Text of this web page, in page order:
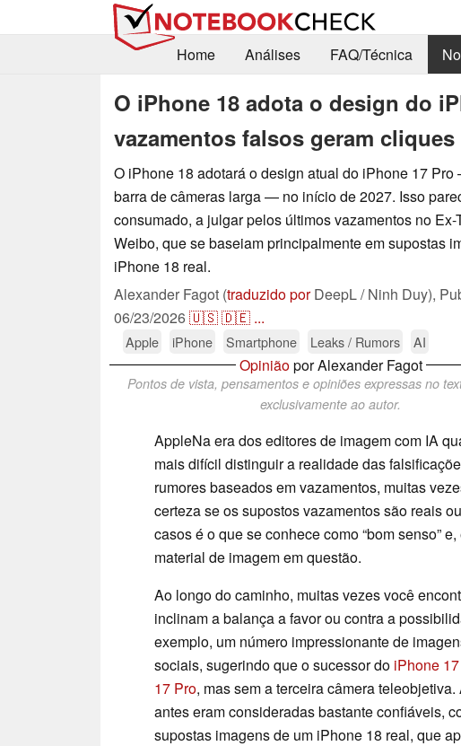
Home
Análises FAQ/Técnica
O iPhone 18 adota o design do
vazamentos falsos geram cliques
O iPhone 18 adotará o design atual do iPhone 17
barra de câmeras larga — no início de 2027. Isso
consumado, a julgar pelos últimos vazamentos no Ex-
Weibo, que se baseiam principalmente em supostas
iPhone 18 real.
Alexander Fagot (traduzido porDeepL / Ninh Duy),
06/23/2026🇺🇸🇩🇪 ...
Apple iPhone Smartphone Leaks / Rumors AI
Opiniãopor Alexander Fagot
Pontos de vista, pensamentos e opiniões expressas no
exclusivamente ao autor.
AppleNa era dos editores de imagem com IA
mais difícil distinguir a realidade das
rumores baseados em vazamentos, muitas
certeza se os supostos vazamentos são reais
casos é o que se conhece como “bom senso”
material de imagem em questão.
Ao longo do caminho, muitas vezes você
inclinam a balança a favor ou contra a
exemplo, um número impressionante de
sociais, sugerindo que o sucessor do iPhone 17
17 Pro, mas sem a terceira câmera
antes eram consideradas bastante confiáveis,
supostas imagens de um iPhone 18 real, que